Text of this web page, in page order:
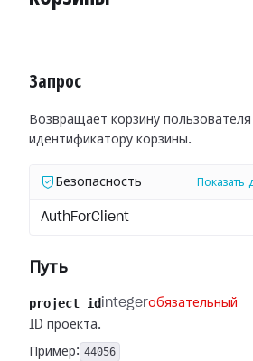
Запрос
Возвращает корзину
идентификатору корзины.
Безопасность Показать
AuthForClient
Путь
project_id integerобязательный
ID проекта.
Пример: 44056